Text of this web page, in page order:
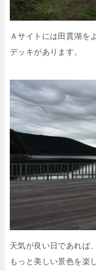
Ａサイトには田貫湖を
デッキがあります。
天気が良い日であれば、
もっと美しい景色を楽